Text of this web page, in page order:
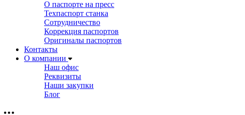
О паспорте на пресс
Техпаспорт станка
Сотрудничество
Коррекция паспортов
Оригиналы паспортов
Контакты
О компании
Наш офис
Реквизиты
Наши закупки
Блог